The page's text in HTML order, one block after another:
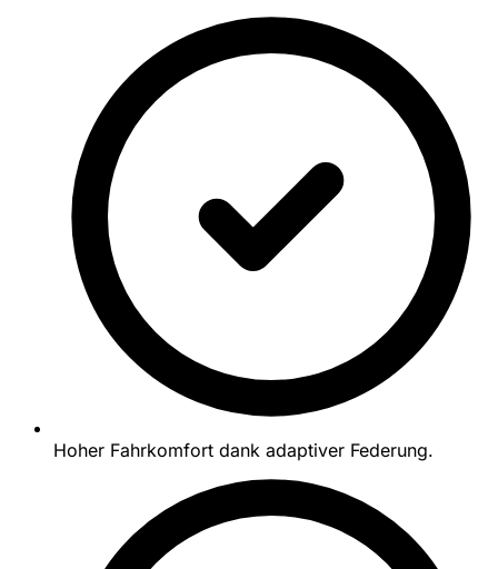
Hoher Fahrkomfort dank adaptiver Federung.